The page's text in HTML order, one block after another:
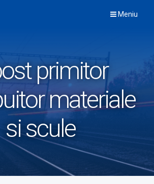
Meniu
primitor
materiale
si scule